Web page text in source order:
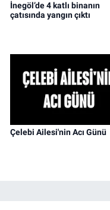
İnegöl’de 4 katlı binanın
çatısında yangın çıktı
Çelebi Ailesi'nin Acı Günü